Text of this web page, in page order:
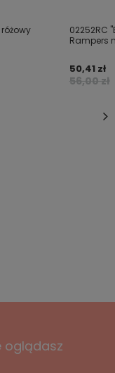
jest do małej
02252RC
Rampers
56,00 zł
50,41 zł
oglądasz